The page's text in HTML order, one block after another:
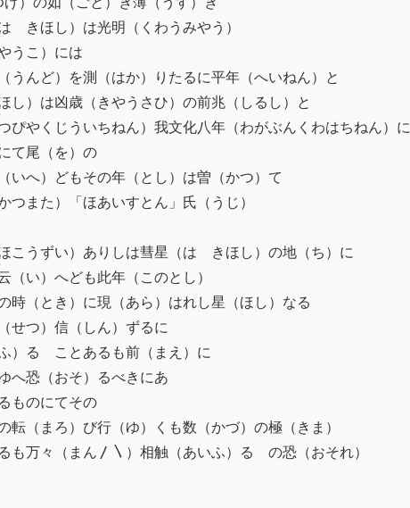
きほし）は光明（くわうみやう）
うこ）には
うんど）を測（はか）りたるに平年（へいねん）と
し）は凶歳（きやうさひ）の前兆（しるし）と
やくじういちねん）我文化八年（わがぶんくわはちねん）に
て尾（を）の
いへ）どもその年（とし）は曽（かつ）て
また）「ほあいすとん」氏（うじ）
うずい）ありしは彗星（はゝきほし）の地（ち）に
い）へども此年（このとし）
時（とき）に現（あら）はれし星（ほし）なる
せつ）信（しん）ずるに
）るゝことあるも前（まえ）に
へ恐（おそ）るべきにあ
ものにてその
（まろ）び行（ゆ）くも数（かづ）の極（きま）
万々（まん〳〵）相触（あいふ）るゝの恐（おそれ）